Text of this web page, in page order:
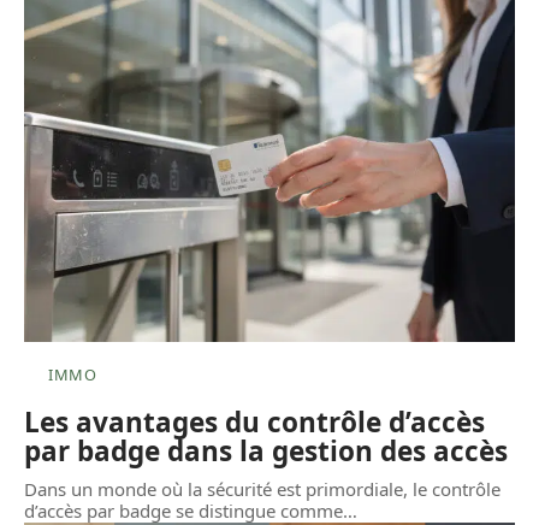
IMMO
Les avantages du contrôle d’accès
par badge dans la gestion des accès
Dans un monde où la sécurité est primordiale, le contrôle
d’accès par badge se distingue comme…